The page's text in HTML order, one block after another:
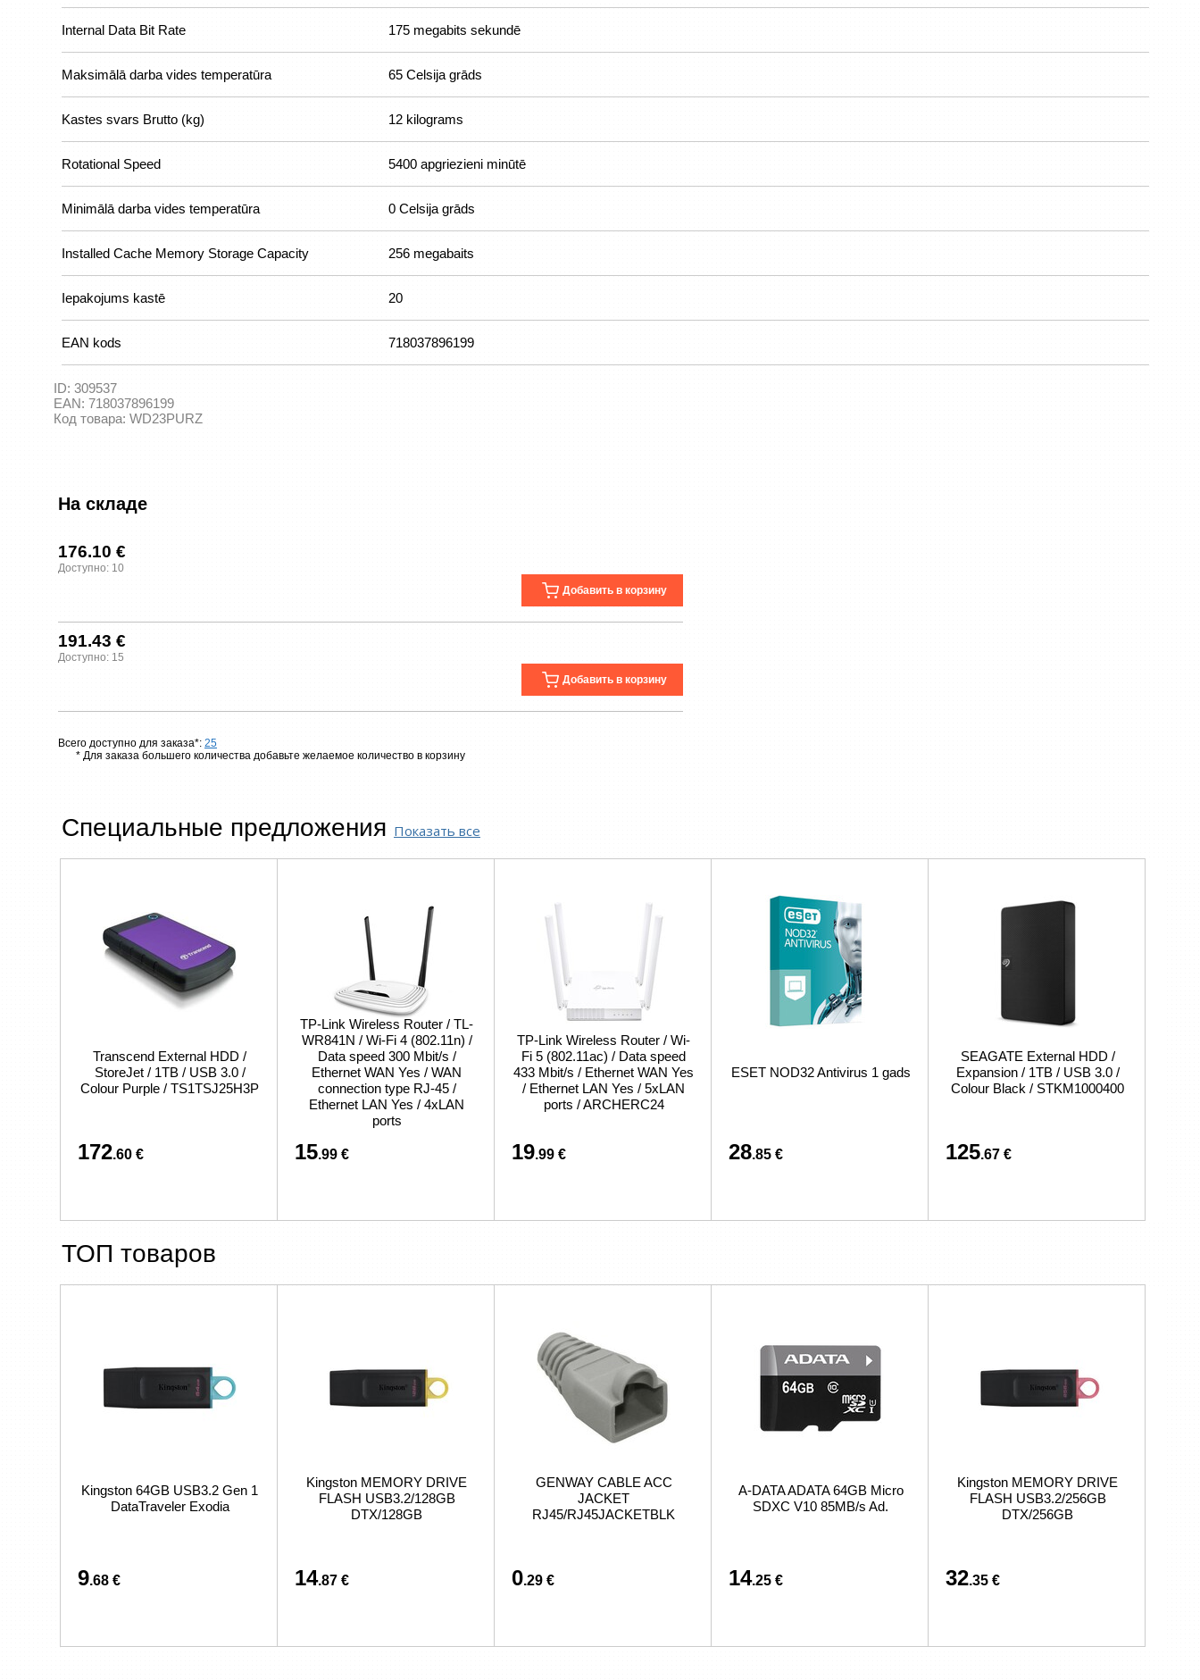
Internal Data Bit Rate 175 megabits sekundē
Maksimālā darba vides temperatūra 65 Celsija grāds
Kastes svars Brutto (kg) 12 kilograms
Rotational Speed 5400 apgriezieni minūtē
Minimālā darba vides temperatūra 0 Celsija grāds
Installed Cache Memory Storage Capacity 256 megabaits
Iepakojums kastē 20
EAN kods 718037896199
ID: 309537
EAN: 718037896199
Код товара: WD23PURZ
На складе
176.10 €
Доступно: 10
Добавить в корзину
191.43 €
Доступно: 15
Добавить в корзину
Всего доступно для заказа*: 25
* Для заказа большего количества добавьте желаемое количество в корзину
Специальные предложения Показать все
Transcend External HDD /
StoreJet / 1TB / USB 3.0 /
Colour Purple / TS1TSJ25H3P
172.60 €
TP-Link Wireless Router / TL-
WR841N / Wi-Fi 4 (802.11n) /
Data speed 300 Mbit/s /
Ethernet WAN Yes / WAN
connection type RJ-45 /
Ethernet LAN Yes / 4xLAN
ports
15.99 €
TP-Link Wireless Router / Wi-
Fi 5 (802.11ac) / Data speed
433 Mbit/s / Ethernet WAN Yes
/ Ethernet LAN Yes / 5xLAN
ports / ARCHERC24
19.99 €
ESET NOD32 Antivirus 1 gads
28.85 €
SEAGATE External HDD /
Expansion / 1TB / USB 3.0 /
Colour Black / STKM1000400
125.67 €
ТОП товаров
Kingston 64GB USB3.2 Gen 1
DataTraveler Exodia
9.68 €
Kingston MEMORY DRIVE
FLASH USB3.2/128GB
DTX/128GB
14.87 €
GENWAY CABLE ACC
JACKET
RJ45/RJ45JACKETBLK
0.29 €
A-DATA ADATA 64GB Micro
SDXC V10 85MB/s Ad.
14.25 €
Kingston MEMORY DRIVE
FLASH USB3.2/256GB
DTX/256GB
32.35 €